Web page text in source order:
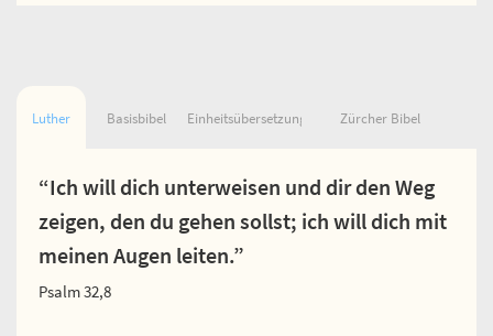
Luther Basisbibel Einheitsübersetzung Zürcher Bibel
“Ich will dich unterweisen und dir den Weg
zeigen, den du gehen sollst; ich will dich mit
meinen Augen leiten.”
Psalm 32,8